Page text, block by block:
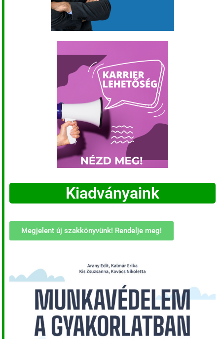
Kiadványaink
Megjelent új szakkönyvünk! Rendelje meg!